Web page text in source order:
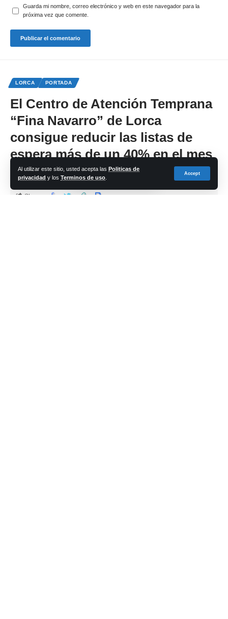
Al utilizar este sitio, usted acepta las Politicas de
privacidad y los Terminos de uso
Accept
Guarda mi nombre, correo electrónico y web en este navegador para la
próxima vez que comente.
LORCA PORTADA
El Centro de Atención Temprana
“Fina Navarro” de Lorca
consigue reducir las listas de
espera más de un 40% en el mes
de noviembre
Share